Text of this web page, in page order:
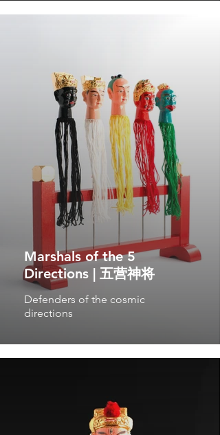
Marshals of the 5
Directions | 五营神将
Defenders of the cosmic
directions